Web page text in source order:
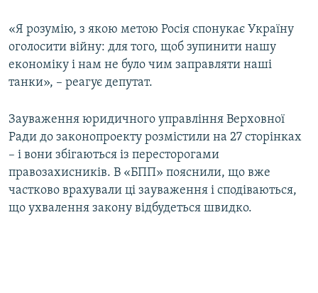
«Я розумію, з якою метою Росія спонукає Україну
оголосити війну: для того, щоб зупинити нашу
економіку і нам не було чим заправляти наші
танки», – реагує депутат.
Зауваження юридичного управління Верховної
Ради до законопроекту розмістили на 27 сторінках
– і вони збігаються із пересторогами
правозахисників. В «БПП» пояснили, що вже
частково врахували ці зауваження і сподіваються,
що ухвалення закону відбудеться швидко.​